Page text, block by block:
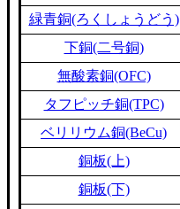
緑青銅(ろくしょうどう)
下銅(二号銅)
無酸素銅(OFC)
タフピッチ銅(TPC)
ベリリウム銅(BeCu)
銅板(上)
銅板(下)